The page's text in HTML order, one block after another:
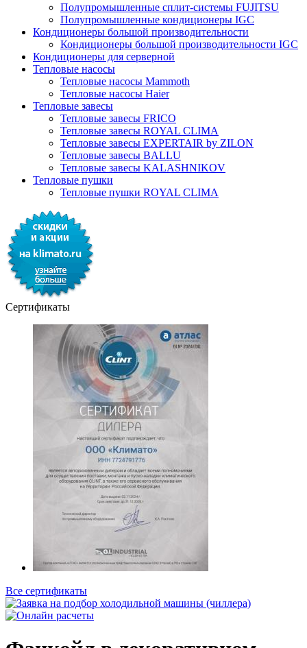
Полупромышленные сплит-системы FUJITSU
Полупромышленные кондиционеры IGC
Кондиционеры большой производительности
Кондиционеры большой производительности IGC
Кондиционеры для серверной
Тепловые насосы
Тепловые насосы Mammoth
Тепловые насосы Haier
Тепловые завесы
Тепловые завесы FRICO
Тепловые завесы ROYAL CLIMA
Тепловые завесы EXPERTAIR by ZILON
Тепловые завесы BALLU
Тепловые завесы KALASHNIKOV
Тепловые пушки
Тепловые пушки ROYAL CLIMA
Сертификаты
Все сертификаты